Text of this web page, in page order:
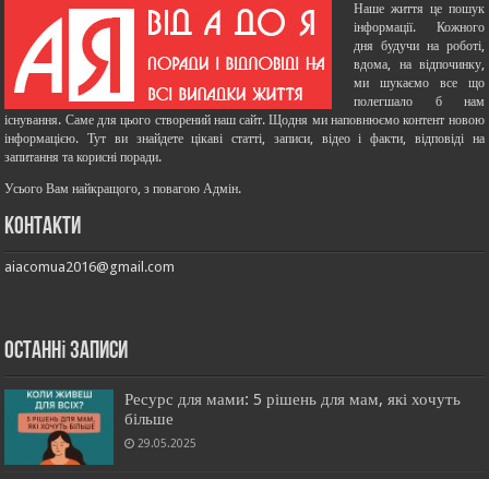
Наше життя це пошук
інформації. Кожного
дня будучи на роботі,
вдома, на відпочинку,
ми шукаємо все що
полегшало б нам
існування. Саме для цього створений наш сайт. Щодня ми наповнюємо контент новою
інформацією. Тут ви знайдете цікаві статті, записи, відео і факти, відповіді на
запитання та корисні поради.
Усього Вам найкращого, з повагою Адмін.
Контакти
aiacomua2016@gmail.com
останні записи
Ресурс для мами: 5 рішень для мам, які хочуть
більше
29.05.2025